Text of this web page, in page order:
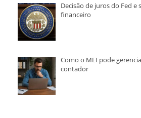
Decisão de juros do Fed
financeiro
Como o MEI pode
contador